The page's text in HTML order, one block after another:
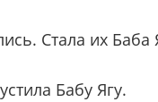
Стала их
Бабу Ягу.